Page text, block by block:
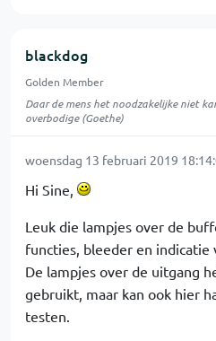
blackdog
Golden Member
Daar de mens het noodzakelijke niet
overbodige (Goethe)
woensdag 13 februari 2019
Hi Sine,
Leuk die lampjes over de
functies, bleeder en indicatie
De lampjes over de uitgang
gebruikt, maar kan ook hier
testen.